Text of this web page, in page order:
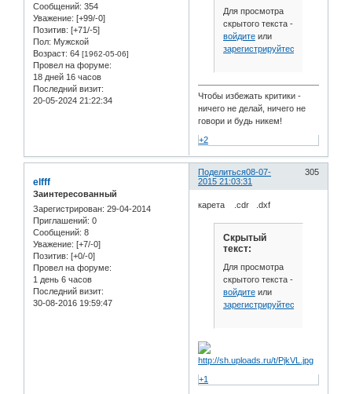
Сообщений: 354
Уважение: [+99/-0]
Позитив: [+71/-5]
Пол: Мужской
Возраст: 64 [1962-05-06]
Провел на форуме:
18 дней 16 часов
Последний визит:
20-05-2024 21:22:34
Для просмотра
скрытого текста -
войдитеили
зарегистрируйтесь
Чтобы избежать критики -
ничего не делай, ничего не
говори и будь никем!
+2
Поделиться 305
08-07-
2015 21:03:31
elfff
Заинтересованный
Зарегистрирован: 29-04-2014
Приглашений: 0
Сообщений: 8
Уважение: [+7/-0]
Позитив: [+0/-0]
Провел на форуме:
1 день 6 часов
Последний визит:
30-08-2016 19:59:47
карета .cdr .dxf
Скрытый
текст:
Для просмотра
скрытого текста -
войдитеили
зарегистрируйтесь
+1